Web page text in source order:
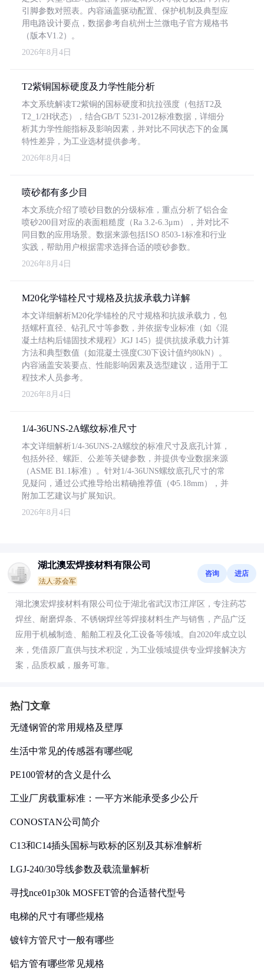
引脚参数对照表。内容涵盖驱动配置、保护机制及典型应
用电路设计要点，数据参考自杭州士兰微电子官方规格书
（版本V1.2）。
2026年8月4日
T2紫铜国标硬度及力学性能分析
本文系统解读T2紫铜的国标硬度和抗拉强度（包括T2及
T2_1/2H状态），结合GB/T 5231-2012标准数据，详细分
析其力学性能指标及影响因素，并对比不同状态下的金属
特性差异，为工业选材提供参考。
2026年8月4日
喷砂都有多少目
本文系统介绍了喷砂目数的分级标准，重点分析了铝合金
喷砂200目对应的表面粗糙度（Ra 3.2-6.3μm），并对比不
同目数的应用场景。数据来源包括ISO 8503-1标准和行业
实践，帮助用户根据需求选择合适的喷砂参数。
2026年8月4日
M20化学锚栓尺寸规格及抗拔承载力详解
本文详细解析M20化学锚栓的尺寸规格和抗拔承载力，包
括螺杆直径、钻孔尺寸等参数，并依据专业标准（如《混
凝土结构后锚固技术规程》JGJ 145）提供抗拔承载力计算
方法和典型数值（如混凝土强度C30下设计值约80kN）。
内容涵盖安装要点、性能影响因素及选型建议，适用于工
程技术人员参考。
2026年8月4日
1/4-36UNS-2A螺纹标准尺寸
本文详细解析1/4-36UNS-2A螺纹的标准尺寸及底孔计算，
包括外径、螺距、公差等关键参数，并提供专业数据来源
（ASME B1.1标准）。针对1/4-36UNS螺纹底孔尺寸的常
见疑问，通过公式推导给出精确推荐值（Φ5.18mm），并
附加工艺建议与扩展知识。
2026年8月4日
湖北澳宏焊接材料有限公司
法人:苏会军
咨询 进店
湖北澳宏焊接材料有限公司位于湖北省武汉市江岸区，专注药芯
焊丝、耐磨焊条、不锈钢焊丝等焊接材料生产与销售，产品广泛
应用于机械制造、船舶工程及化工设备等领域。自2020年成立以
来，凭借原厂直供与技术积淀，为工业领域提供专业焊接解决方
案，品质权威，服务可靠。
热门文章
无缝钢管的常用规格及壁厚
生活中常见的传感器有哪些呢
PE100管材的含义是什么
工业厂房载重标准：一平方米能承受多少公斤
CONOSTAN公司简介
C13和C14插头国标与欧标的区别及其标准解析
LGJ-240/30导线参数及载流量解析
寻找nce01p30k MOSFET管的合适替代型号
电梯的尺寸有哪些规格
镀锌方管尺寸一般有哪些
铝方管有哪些常见规格